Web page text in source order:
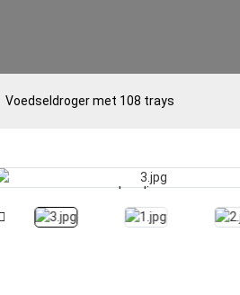
Voedseldroger met 108 trays
Loading...
Loading...